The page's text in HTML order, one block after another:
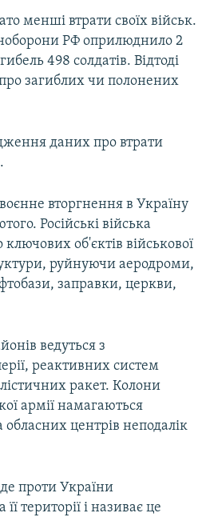
менші втрати своїх військ.
РФ оприлюднило 2
498 солдатів. Відтоді
загиблих чи полонених
даних про втрати
вторгнення в Україну
Російські війська
об'єктів військової
руйнуючи аеродроми,
заправки, церкви,
ведуться з
реактивних систем
ракет. Колони
армії намагаються
обласних центрів неподалік
проти України
території і називає це